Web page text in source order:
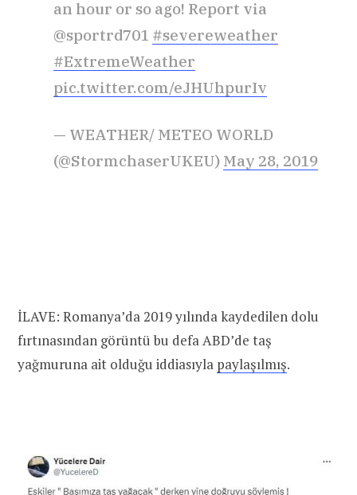
an hour or so ago! Report via
@sportrd701 #severeweather
#ExtremeWeather
pic.twitter.com/eJHUhpurIv
— WEATHER/ METEO WORLD
(@StormchaserUKEU) May 28, 2019
İLAVE: Romanya’da 2019 yılında kaydedilen dolu
fırtınasından görüntü bu defa ABD’de taş
yağmuruna ait olduğu iddiasıyla paylaşılmış.